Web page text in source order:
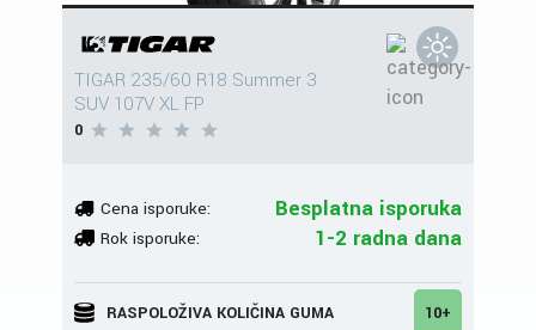
TIGAR 235/60 R18 Summer 3
SUV 107V XL FP
0
Cena isporuke: Besplatna isporuka
Rok isporuke: 1-2 radna dana
RASPOLOŽIVA KOLIČINA GUMA 10+